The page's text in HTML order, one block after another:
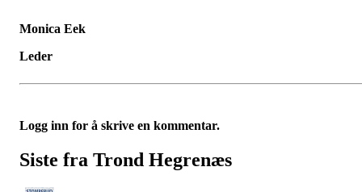
Monica Eek
Leder
Logg inn for å skrive en kommentar.
Siste fra Trond Hegrenæs